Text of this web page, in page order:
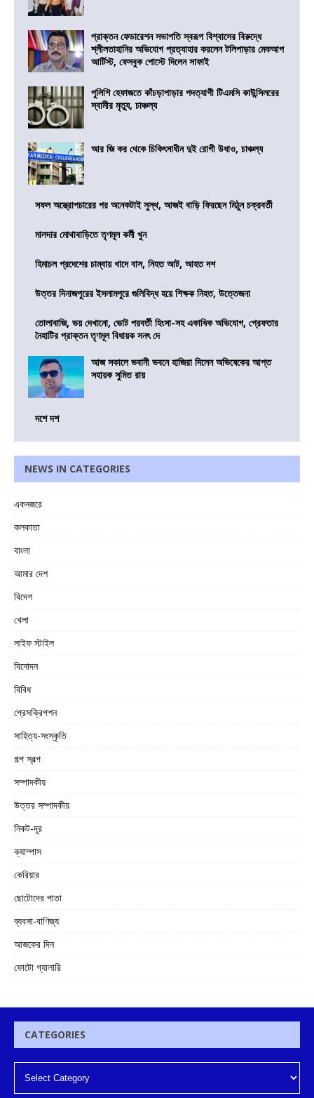
প্রাক্তন ফেডারেশন সভাপতি স্বরূপ বিশ্বাসের বিরুদ্ধে
শ্লীলতাহানির অভিযোগ প্রত্যাহার করলেন টলিপাড়ার মেকআপ
আর্টিস্ট, ফেসবুক পোস্টে দিলেন সাফাই
পুলিশি হেফাজতে কাঁচড়াপাড়ার পদত্যাগী টিএমসি কাউন্সিলরের
স্বামীর মৃত্যু, চাঞ্চল্য
আর জি কর থেকে চিকিৎসাধীন দুই রোগী উধাও, চাঞ্চল্য
সফল অস্ত্রোপচারের পর অনেকটাই সুস্থ, আজই বাড়ি ফিরছেন মিঠুন চক্রবর্তী
মালদার মোথাবাড়িতে তৃণমূল কর্মী খুন
হিমাচল প্রদেশের চাম্বায় খাদে বাস, নিহত আট, আহত দশ
উত্তর দিনাজপুরের ইসলামপুরে গুলিবিদ্ধ হয়ে শিক্ষক নিহত, উত্তেজনা
তোলাবাজি, ভয় দেখানো, ভোট পরবর্তী হিংসা-সহ একাধিক অভিযোগ, গ্রেফতার
নৈহাটির প্রাক্তন তৃণমূল বিধায়ক সনৎ দে
আজ সকালে ভবানী ভবনে হাজিরা দিলেন অভিষেকের আপ্ত
সহায়ক সুমিত রায়
দশে দশ
NEWS IN CATEGORIES
একনজরে
কলকাতা
বাংলা
আমার দেশ
বিদেশ
খেলা
লাইফ স্টাইল
বিনোদন
বিবিধ
প্রেসক্রিপশন
সাহিত্য-সংস্কৃতি
গল্প স্বল্প
সম্পাদকীয়
উত্তর সম্পাদকীয়
নিকট-দূর
ক্যাম্পাস
কেরিয়ার
ছোটোদের পাতা
ব্যবসা-বাণিজ্য
আজকের দিন
ফোটো গ্যালারি
CATEGORIES